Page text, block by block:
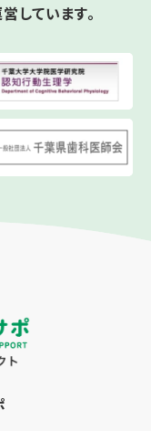
しています。